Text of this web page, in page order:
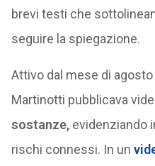
brevi testi che
seguire la spiegazione.
Attivo dal mese di
Martinotti pubblicava
sostanze, evidenziando
rischi connessi. In un